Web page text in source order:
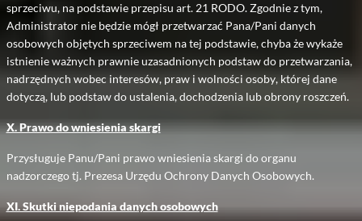
sprzeciwu, na podstawie przepisu art. 21 RODO. Zgodnie z tym,
Administrator nie będzie mógł przetwarzać Pana/Pani danych
osobowych objętych sprzeciwem na tej podstawie, chyba że wykaże
istnienie ważnych prawnie uzasadnionych podstaw do przetwarzania,
nadrzędnych wobec interesów, praw i wolności osoby, której dane
dotyczą, lub podstaw do ustalenia, dochodzenia lub obrony roszczeń.
X. Prawo do wniesienia skargi
Przysługuje Panu/Pani prawo wniesienia skargi do organu
nadzorczego tj. Prezesa Urzędu Ochrony Danych Osobowych.
XI. Skutki niepodania danych osobowych